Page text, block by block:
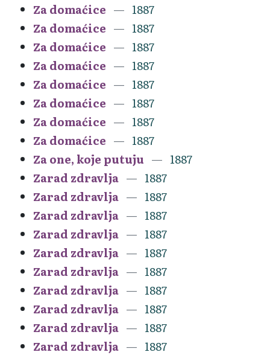
Za domaćice
1887
Za domaćice
1887
Za domaćice
1887
Za domaćice
1887
Za domaćice
1887
Za domaćice
1887
Za domaćice
1887
Za domaćice
1887
Za one, koje putuju
1887
Zarad zdravlja
1887
Zarad zdravlja
1887
Zarad zdravlja
1887
Zarad zdravlja
1887
Zarad zdravlja
1887
Zarad zdravlja
1887
Zarad zdravlja
1887
Zarad zdravlja
1887
Zarad zdravlja
1887
Zarad zdravlja
1887